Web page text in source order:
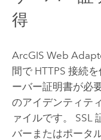
得
ArcGIS Web
間で HTTPS 接続
ーバー証明書が必
のアイデンティテ
ァイルです。 SSL
バーまたはポータ